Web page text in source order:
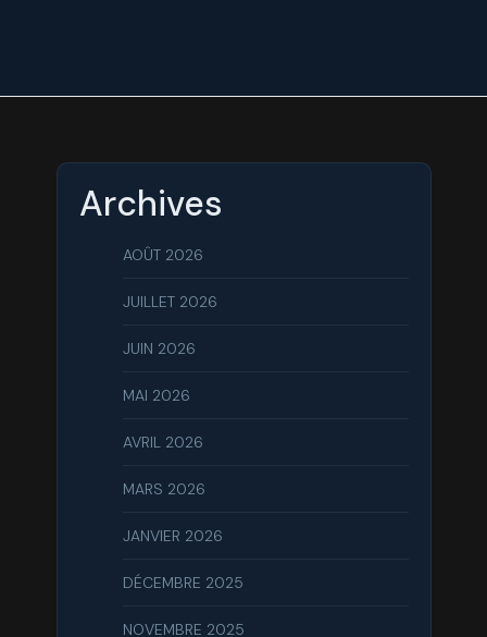
Archives
AOÛT 2026
JUILLET 2026
JUIN 2026
MAI 2026
AVRIL 2026
MARS 2026
JANVIER 2026
DÉCEMBRE 2025
NOVEMBRE 2025